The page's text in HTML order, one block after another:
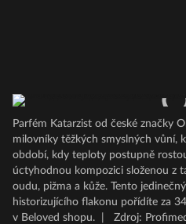
Parfém Katarzist od české značky
milovníky těžkých smyslných vůní,
období, kdy teploty postupně
úctyhodnou kompozici složenou z
oudu, pižma a kůže. Tento
historizujícího flakonu pořídíte za
v Beloved shopu.
Zdroj: